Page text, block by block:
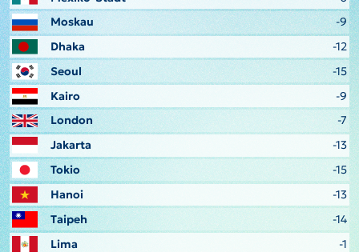
Moskau
-9
Dhaka
-12
Seoul
-15
Kairo
-9
London
-7
Jakarta
-13
Tokio
-15
Hanoi
-13
Taipeh
-14
Lima
-1